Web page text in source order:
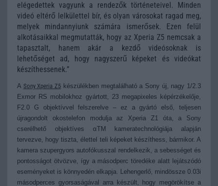
elégedettek vagyunk a rendezők történeteivel. Minden
videó eltérő lelkülettel bír, és olyan városokat ragad meg,
melyek mindannyiunk számára ismerősek. Ezen felül
alkotásaikkal megmutatták, hogy az Xperia Z5 nemcsak a
tapasztalt, hanem akár a kezdő videósoknak is
lehetőséget ad, hogy nagyszerű képeket és videókat
készíthessenek.”
A Sony Xperia Z5 készülékben megtalálható a Sony új, nagy 1/2.3
Exmor RS mobilokhoz gyártott, 23 megapixeles képérzékelője,
F2.0 G objektívvel felszerelve – ez a gyártó első, teljesen
újragondolt okostelefon modulja az Xperia Z1 óta, a Sony
cserélhető objektíves αTM kameratechnológiája alapján
tervezve, hogy tiszta, élettel teli képeket készíthess, bármikor. A
kamera szupergyors autofókusszal rendelkezik, a sebességet és
pontosságot ötvözve, így a másodperc töredéke alatt lejátszódó
eseményeket is könnyedén elkapja. Lehengerlő, mindössze 0.03i
másodperces gyorsaságával arra készült, hogy megörökítse a